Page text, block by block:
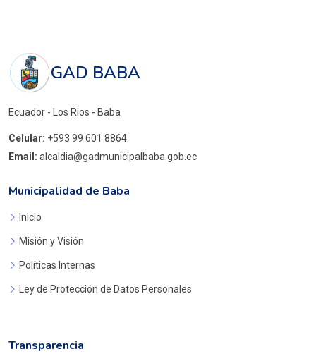
GAD BABA
Ecuador - Los Rios - Baba
Celular: +593 99 601 8864
Email: alcaldia@gadmunicipalbaba.gob.ec
Municipalidad de Baba
Inicio
Misión y Visión
Políticas Internas
Ley de Protección de Datos Personales
Transparencia